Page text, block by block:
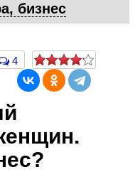
бизнес
4